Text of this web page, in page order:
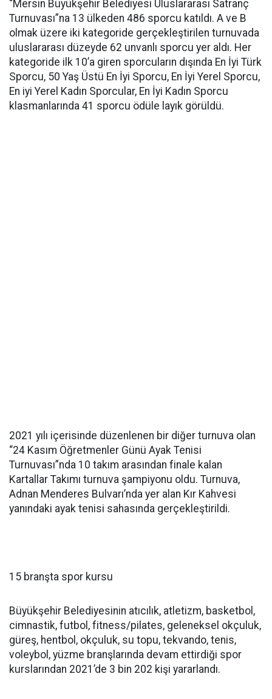
“Mersin Büyükşehir Belediyesi Uluslararası Satranç
Turnuvası”na 13 ülkeden 486 sporcu katıldı. A ve B
olmak üzere iki kategoride gerçekleştirilen turnuvada
uluslararası düzeyde 62 unvanlı sporcu yer aldı. Her
kategoride ilk 10’a giren sporcuların dışında En İyi Türk
Sporcu, 50 Yaş Üstü En İyi Sporcu, En İyi Yerel Sporcu,
En iyi Yerel Kadın Sporcular, En İyi Kadın Sporcu
klasmanlarında 41 sporcu ödüle layık görüldü.
2021 yılı içerisinde düzenlenen bir diğer turnuva olan
“24 Kasım Öğretmenler Günü Ayak Tenisi
Turnuvası”nda 10 takım arasından finale kalan
Kartallar Takımı turnuva şampiyonu oldu. Turnuva,
Adnan Menderes Bulvarı’nda yer alan Kır Kahvesi
yanındaki ayak tenisi sahasında gerçekleştirildi.
15 branşta spor kursu
Büyükşehir Belediyesinin atıcılık, atletizm, basketbol,
cimnastik, futbol, fitness/pilates, geleneksel okçuluk,
güreş, hentbol, okçuluk, su topu, tekvando, tenis,
voleybol, yüzme branşlarında devam ettirdiği spor
kurslarından 2021’de 3 bin 202 kişi yararlandı.